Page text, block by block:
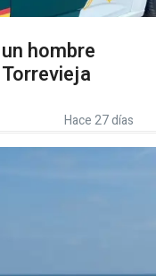
hombre
Hace 27 días